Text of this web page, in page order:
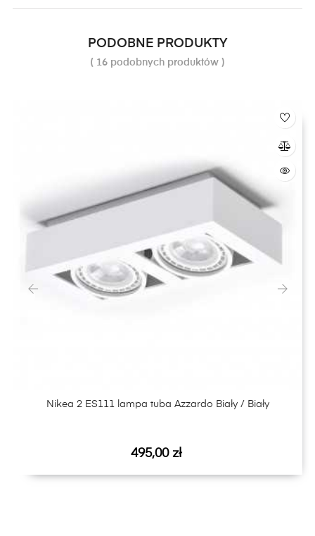
PODOBNE PRODUKTY
( 16 podobnych produktów )
Nikea 2 ES111 lampa tuba Azzardo Biały / Biały
Cena
495,00 zł